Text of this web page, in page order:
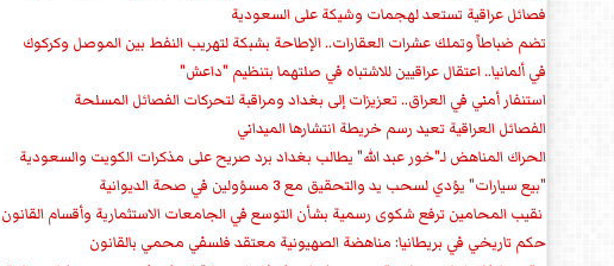
فصائل عراقية تستعد لهجمات وشيكة على السعودية
تضم ضباطاً وتملك عشرات العقارات.. الإطاحة بشبكة لتهريب النفط بين الموصل وكركوك
في ألمانيا.. اعتقال عراقيين للاشتباه في صلتهما بتنظيم "داعش"
استنفار أمني في العراق.. تعزيزات إلى بغداد ومراقبة لتحركات الفصائل المسلحة
الفصائل العراقية تعيد رسم خريطة انتشارها الميداني
الحراك المناهض لـ"خور عبد الله" يطالب بغداد برد صريح على مذكرات الكويت والسعودية
"بيع سيارات" يؤدي لسحب يد والتحقيق مع 3 مسؤولين في صحة الديوانية
‏ نقيب المحامين ترفع شكوى رسمية بشأن التوسع في الجامعات الاستثمارية وأقسام القانون
حكم تاريخي في بريطانيا: مناهضة الصهيونية معتقد فلسفي محمي بالقانون